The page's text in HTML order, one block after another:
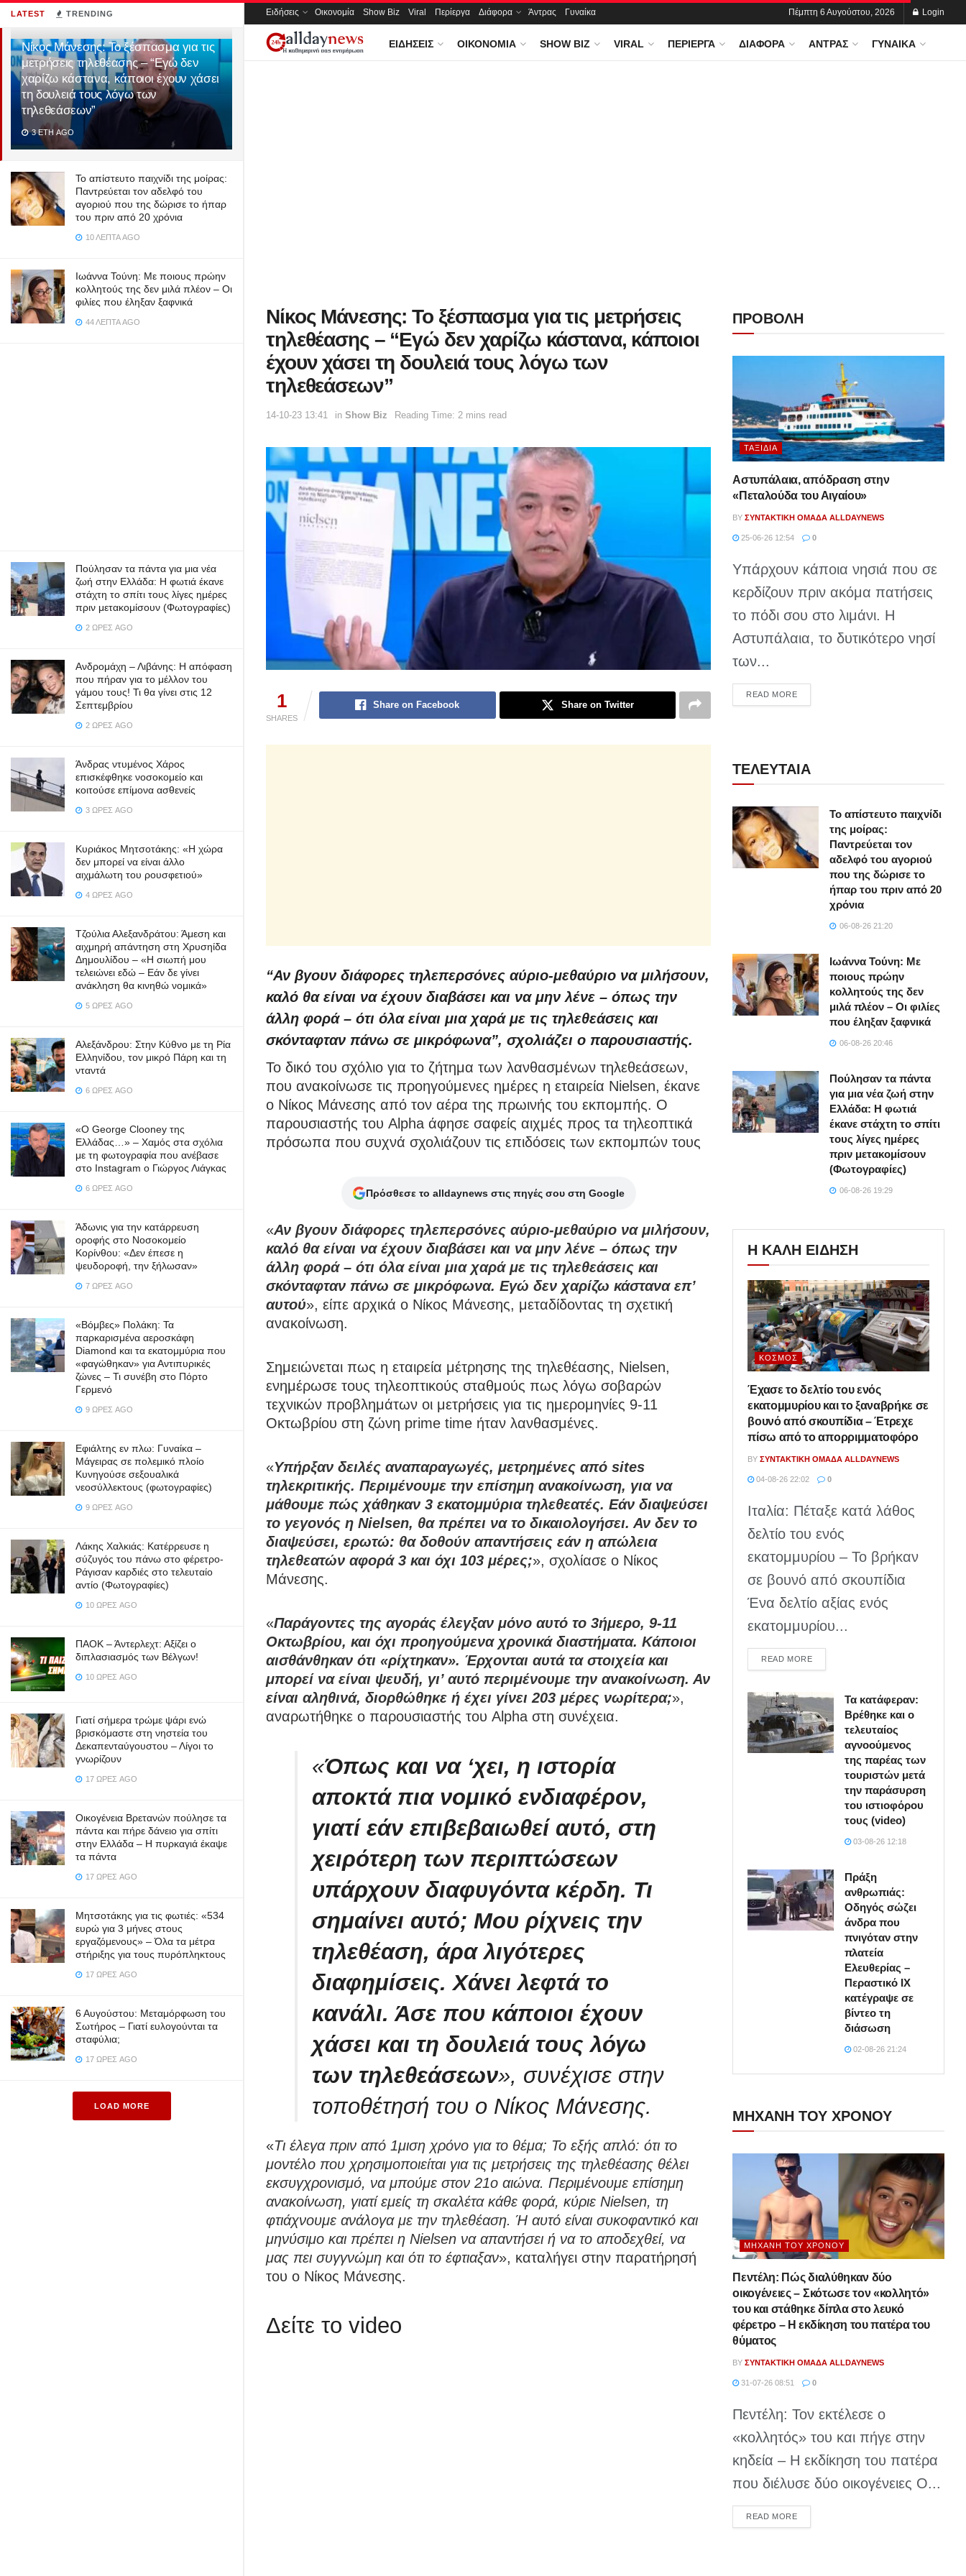
LATEST TRENDING
Νίκος Μάνεσης: Το ξέσπασμα για τις
μετρήσεις τηλεθέασης – “Εγώ δεν
χαρίζω κάστανα, κάποιοι έχουν χάσει
τη δουλειά τους λόγω των
τηλεθεάσεων”
3 ΈΤΗ AGO
Το απίστευτο παιχνίδι της μοίρας:
Παντρεύεται τον αδελφό του
αγοριού που της δώρισε το ήπαρ
του πριν από 20 χρόνια
10 ΛΕΠΤΆ AGO
Ιωάννα Τούνη: Με ποιους πρώην
κολλητούς της δεν μιλά πλέον – Οι
φιλίες που έληξαν ξαφνικά
44 ΛΕΠΤΆ AGO
Πούλησαν τα πάντα για μια νέα
ζωή στην Ελλάδα: Η φωτιά έκανε
στάχτη το σπίτι τους λίγες ημέρες
πριν μετακομίσουν (Φωτογραφίες)
2 ΏΡΕΣ AGO
Ανδρομάχη – Λιβάνης: Η απόφαση
που πήραν για το μέλλον του
γάμου τους! Τι θα γίνει στις 12
Σεπτεμβρίου
2 ΏΡΕΣ AGO
Άνδρας ντυμένος Χάρος
επισκέφθηκε νοσοκομείο και
κοιτούσε επίμονα ασθενείς
3 ΏΡΕΣ AGO
Κυριάκος Μητσοτάκης: «Η χώρα
δεν μπορεί να είναι άλλο
αιχμάλωτη του ρουσφετιού»
4 ΏΡΕΣ AGO
Τζούλια Αλεξανδράτου: Άμεση και
αιχμηρή απάντηση στη Χρυσηίδα
Δημουλίδου – «Η σιωπή μου
τελειώνει εδώ – Εάν δε γίνει
ανάκληση θα κινηθώ νομικά»
5 ΏΡΕΣ AGO
Αλεξάνδρου: Στην Κύθνο με τη Ρία
Ελληνίδου, τον μικρό Πάρη και τη
νταντά
6 ΏΡΕΣ AGO
«Ο George Clooney της
Ελλάδας…» – Χαμός στα σχόλια
με τη φωτογραφία που ανέβασε
στο Instagram ο Γιώργος Λιάγκας
6 ΏΡΕΣ AGO
Άδωνις για την κατάρρευση
οροφής στο Νοσοκομείο
Κορίνθου: «Δεν έπεσε η
ψευδοροφή, την ξήλωσαν»
7 ΏΡΕΣ AGO
«Βόμβες» Πολάκη: Τα
παρκαρισμένα αεροσκάφη
Diamond και τα εκατομμύρια που
«φαγώθηκαν» για Αντιπυρικές
ζώνες – Τι συνέβη στο Πόρτο
Γερμενό
9 ΏΡΕΣ AGO
Εφιάλτης εν πλω: Γυναίκα –
Μάγειρας σε πολεμικό πλοίο
Κυνηγούσε σεξουαλικά
νεοσύλλεκτους (φωτογραφίες)
9 ΏΡΕΣ AGO
Λάκης Χαλκιάς: Κατέρρευσε η
σύζυγός του πάνω στο φέρετρο-
Ράγισαν καρδιές στο τελευταίο
αντίο (Φωτογραφίες)
10 ΏΡΕΣ AGO
ΠΑΟΚ – Άντερλεχτ: Αξίζει ο
διπλασιασμός των Βέλγων!
10 ΏΡΕΣ AGO
Γιατί σήμερα τρώμε ψάρι ενώ
βρισκόμαστε στη νηστεία του
Δεκαπενταύγουστου – Λίγοι το
γνωρίζουν
17 ΏΡΕΣ AGO
Οικογένεια Βρετανών πούλησε τα
πάντα και πήρε δάνειο για σπίτι
στην Ελλάδα – Η πυρκαγιά έκαψε
τα πάντα
17 ΏΡΕΣ AGO
Μητσοτάκης για τις φωτιές: «534
ευρώ για 3 μήνες στους
εργαζόμενους» – Όλα τα μέτρα
στήριξης για τους πυρόπληκτους
17 ΏΡΕΣ AGO
6 Αυγούστου: Μεταμόρφωση του
Σωτήρος – Γιατί ευλογούνται τα
σταφύλια;
17 ΏΡΕΣ AGO
LOAD MORE
Ειδήσεις Οικονομία Show Biz Viral Περίεργα Διάφορα Άντρας Γυναίκα Πέμπτη 6 Αυγούστου, 2026 Login
ΕΙΔΉΣΕΙΣ ΟΙΚΟΝΟΜΊΑ SHOW BIZ VIRAL ΠΕΡΊΕΡΓΑ ΔΙΆΦΟΡΑ ΆΝΤΡΑΣ ΓΥΝΑΊΚΑ
Νίκος Μάνεσης: Το ξέσπασμα για τις μετρήσεις
τηλεθέασης – “Εγώ δεν χαρίζω κάστανα, κάποιοι
έχουν χάσει τη δουλειά τους λόγω των
τηλεθεάσεων”
14-10-23 13:41 in Show Biz Reading Time: 2 mins read
1
SHARES
Share on Facebook Share on Twitter
“Αν βγουν διάφορες τηλεπερσόνες αύριο-μεθαύριο να μιλήσουν,
καλό θα είναι να έχουν διαβάσει και να μην λένε – όπως την
άλλη φορά – ότι όλα είναι μια χαρά με τις τηλεθεάσεις και
σκόνταφταν πάνω σε μικρόφωνα”, σχολιάζει ο παρουσιαστής.
Το δικό του σχόλιο για το ζήτημα των λανθασμένων τηλεθεάσεων,
που ανακοίνωσε τις προηγούμενες ημέρες η εταιρεία Nielsen, έκανε
ο Νίκος Μάνεσης από τον αέρα της πρωινής του εκπομπής. Ο
παρουσιαστής του Alpha άφησε σαφείς αιχμές προς τα τηλεοπτικά
πρόσωπα που συχνά σχολιάζουν τις επιδόσεις των εκπομπών τους
Πρόσθεσε το alldaynews στις πηγές σου στη Google
«Αν βγουν διάφορες τηλεπερσόνες αύριο-μεθαύριο να μιλήσουν,
καλό θα είναι να έχουν διαβάσει και να μην λένε – όπως την
άλλη φορά – ότι όλα είναι μια χαρά με τις τηλεθεάσεις και
σκόνταφταν πάνω σε μικρόφωνα. Εγώ δεν χαρίζω κάστανα επ’
αυτού», είπε αρχικά ο Νίκος Μάνεσης, μεταδίδοντας τη σχετική
ανακοίνωση.
Σημειώνεται πως η εταιρεία μέτρησης της τηλεθέασης, Nielsen,
ενημέρωσε τους τηλεοπτικούς σταθμούς πως λόγω σοβαρών
τεχνικών προβλημάτων οι μετρήσεις για τις ημερομηνίες 9-11
Οκτωβρίου στη ζώνη prime time ήταν λανθασμένες.
«Υπήρξαν δειλές αναπαραγωγές, μετρημένες από sites
τηλεκριτικής. Περιμένουμε την επίσημη ανακοίνωση, για να
μάθουμε πώς χάθηκαν 3 εκατομμύρια τηλεθεατές. Εάν διαψεύσει
το γεγονός η Nielsen, θα πρέπει να το δικαιολογήσει. Αν δεν το
διαψεύσει, ερωτώ: θα δοθούν απαντήσεις εάν η απώλεια
τηλεθεατών αφορά 3 και όχι 103 μέρες;», σχολίασε ο Νίκος
Μάνεσης.
«Παράγοντες της αγοράς έλεγξαν μόνο αυτό το 3ήμερο, 9-11
Οκτωβρίου, και όχι προηγούμενα χρονικά διαστήματα. Κάποιοι
αισθάνθηκαν ότι «ρίχτηκαν». Έρχονται αυτά τα στοιχεία και
μπορεί να είναι ψευδή, γι’ αυτό περιμένουμε την ανακοίνωση. Αν
είναι αληθινά, διορθώθηκε ή έχει γίνει 203 μέρες νωρίτερα;»,
αναρωτήθηκε ο παρουσιαστής του Alpha στη συνέχεια.
«Όπως και να ‘χει, η ιστορία
αποκτά πια νομικό ενδιαφέρον,
γιατί εάν επιβεβαιωθεί αυτό, στη
χειρότερη των περιπτώσεων
υπάρχουν διαφυγόντα κέρδη. Τι
σημαίνει αυτό; Μου ρίχνεις την
τηλεθέαση, άρα λιγότερες
διαφημίσεις. Χάνει λεφτά το
κανάλι. Άσε που κάποιοι έχουν
χάσει και τη δουλειά τους λόγω
των τηλεθεάσεων», συνέχισε στην
τοποθέτησή του ο Νίκος Μάνεσης.
«Τι έλεγα πριν από 1μιση χρόνο για το θέμα; Το εξής απλό: ότι το
μοντέλο που χρησιμοποιείται για τις μετρήσεις της τηλεθέασης θέλει
εκσυγχρονισμό, να μπούμε στον 21ο αιώνα. Περιμένουμε επίσημη
ανακοίνωση, γιατί εμείς τη σκαλέτα κάθε φορά, κύριε Nielsen, τη
φτιάχνουμε ανάλογα με την τηλεθέαση. Ή αυτό είναι συκοφαντικό και
μηνύσιμο και πρέπει η Nielsen να απαντήσει ή να το αποδεχθεί, να
μας πει συγγνώμη και ότι το έφτιαξαν», καταλήγει στην παρατήρησή
του ο Νίκος Μάνεσης.
Δείτε το video
ΠΡΟΒΟΛΗ
ΤΑΞΊΔΙΑ
Αστυπάλαια, απόδραση στην
«Πεταλούδα του Αιγαίου»
BY ΣΥΝΤΑΚΤΙΚΉ ΟΜΆΔΑ ALLDAYNEWS
25-06-26 12:54 0
Υπάρχουν κάποια νησιά που σε
κερδίζουν πριν ακόμα πατήσεις
το πόδι σου στο λιμάνι. Η
Αστυπάλαια, το δυτικότερο νησί
των...
READ MOREDETAILS
ΤΕΛΕΥΤΑΙΑ
Το απίστευτο παιχνίδι
της μοίρας:
Παντρεύεται τον
αδελφό του αγοριού
που της δώρισε το
ήπαρ του πριν από 20
χρόνια
06-08-26 21:20
Ιωάννα Τούνη: Με
ποιους πρώην
κολλητούς της δεν
μιλά πλέον – Οι φιλίες
που έληξαν ξαφνικά
06-08-26 20:46
Πούλησαν τα πάντα
για μια νέα ζωή στην
Ελλάδα: Η φωτιά
έκανε στάχτη το σπίτι
τους λίγες ημέρες
πριν μετακομίσουν
(Φωτογραφίες)
06-08-26 19:29
Η ΚΑΛΗ ΕΙΔΗΣΗ
ΚΌΣΜΟΣ
Έχασε το δελτίο του ενός
εκατομμυρίου και το ξαναβρήκε σε
βουνό από σκουπίδια – Έτρεχε
πίσω από το απορριμματοφόρο
BY ΣΥΝΤΑΚΤΙΚΉ ΟΜΆΔΑ ALLDAYNEWS
04-08-26 22:02 0
Ιταλία: Πέταξε κατά λάθος
δελτίο του ενός
εκατομμυρίου – Το βρήκαν
σε βουνό από σκουπίδια
Ένα δελτίο αξίας ενός
εκατομμυρίου...
READ MOREDETAILS
Τα κατάφεραν:
Βρέθηκε και ο
τελευταίος
αγνοούμενος
της παρέας των
τουριστών μετά
την παράσυρση
του ιστιοφόρου
τους (video)
03-08-26 12:18
Πράξη
ανθρωπιάς:
Οδηγός σώζει
άνδρα που
πνιγόταν στην
πλατεία
Ελευθερίας –
Περαστικό ΙΧ
κατέγραψε σε
βίντεο τη
διάσωση
02-08-26 21:24
ΜΗΧΑΝΗ ΤΟΥ ΧΡΟΝΟΥ
ΜΗΧΑΝΉ ΤΟΥ ΧΡΌΝΟΥ
Πεντέλη: Πώς διαλύθηκαν δύο
οικογένειες – Σκότωσε τον «κολλητό»
του και στάθηκε δίπλα στο λευκό
φέρετρο – Η εκδίκηση του πατέρα του
θύματος
BY ΣΥΝΤΑΚΤΙΚΉ ΟΜΆΔΑ ALLDAYNEWS
31-07-26 08:51 0
Πεντέλη: Τον εκτέλεσε ο
«κολλητός» του και πήγε στην
κηδεία – Η εκδίκηση του πατέρα
που διέλυσε δύο οικογένειες Ο...
READ MOREDETAILS